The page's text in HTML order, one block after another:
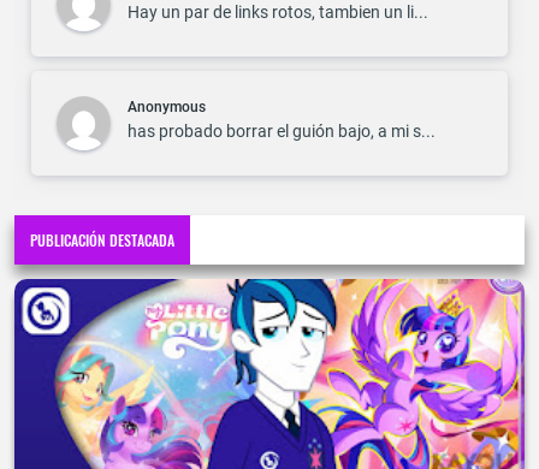
Hay un par de links rotos, tambien un li...
Anonymous
has probado borrar el guión bajo, a mi s...
PUBLICACIÓN DESTACADA